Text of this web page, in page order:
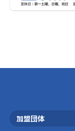
加盟団体